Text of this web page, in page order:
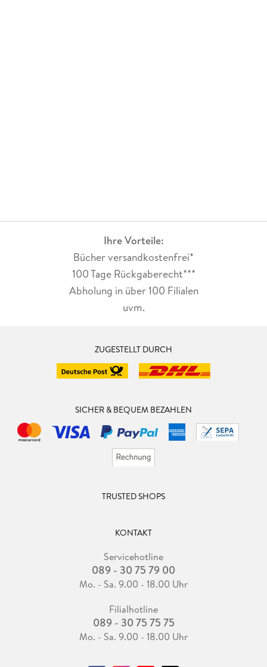
Ihre Vorteile:
Bücher versandkostenfrei*
100 Tage Rückgaberecht***
Abholung in über 100 Filialen
uvm.
ZUGESTELLT DURCH
SICHER & BEQUEM BEZAHLEN
TRUSTED SHOPS
KONTAKT
Servicehotline
089 - 30 75 79 00
Mo. - Sa. 9.00 - 18.00 Uhr
Filialhotline
089 - 30 75 75 75
Mo. - Sa. 9.00 - 18.00 Uhr